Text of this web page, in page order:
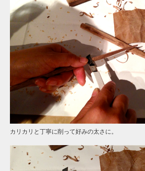
カリカリと丁寧に削って好みの太さに。